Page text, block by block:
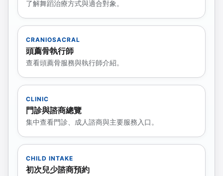
了解舞蹈治療方式與適合對象。
CRANIOSACRAL
頭薦骨執行師
查看頭薦骨服務與執行師介紹。
CLINIC
門診與諮商總覽
集中查看門診、成人諮商與主要服務入口。
CHILD INTAKE
初次兒少諮商預約